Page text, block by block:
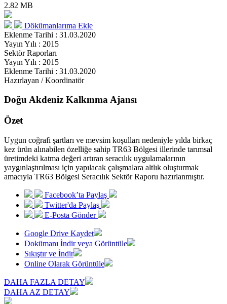
2.82 MB
Dökümanlarıma Ekle
Eklenme Tarihi : 31.03.2020
Yayın Yılı : 2015
Sektör Raporları
Yayın Yılı : 2015
Eklenme Tarihi : 31.03.2020
Hazırlayan / Koordinatör
Doğu Akdeniz Kalkınma Ajansı
Özet
Uygun coğrafi şartları ve mevsim koşulları nedeniyle yılda birkaç
kez ürün alınabilen özelliğe sahip TR63 Bölgesi illerinde tarımsal
üretimdeki katma değeri artıran seracılık uygulamalarının
yaygınlaştırılması için yapılacak çalışmalara altlık oluşturmak
amacıyla TR63 Bölgesi Seracılık Sektör Raporu hazırlanmıştır.
Facebook’ta Paylaş
Twitter'da Paylaş
E-Posta Gönder
Google Drive Kaydet
Dokümanı İndir veya Görüntüle
Sıkıştır ve İndir
Online Olarak Görüntüle
DAHA FAZLA DETAY
DAHA AZ DETAY